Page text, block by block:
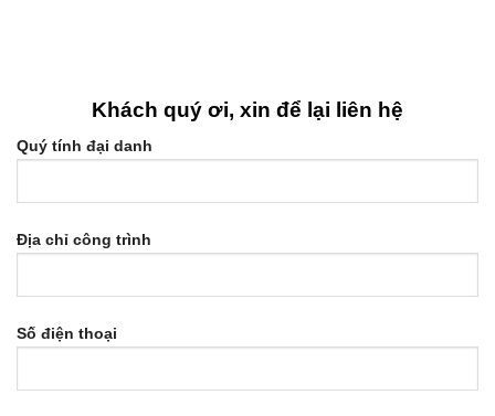
Khách quý ơi, xin để lại liên hệ
Quý tính đại danh
Địa chỉ công trình
Số điện thoại